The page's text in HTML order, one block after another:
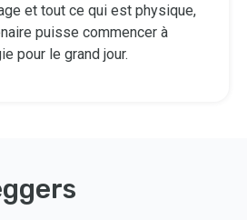
et tout ce qui est physique,
puisse commencer à
pour le grand jour.